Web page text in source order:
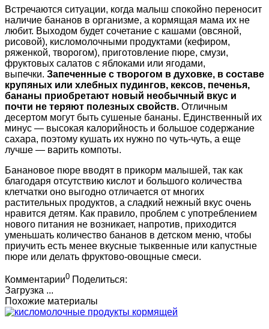
Встречаются ситуации, когда малыш спокойно переносит
наличие бананов в организме, а кормящая мама их не
любит. Выходом будет сочетание с кашами (овсяной,
рисовой), кисломолочными продуктами (кефиром,
ряженкой, творогом), приготовление пюре, смузи,
фруктовых салатов с яблоками или ягодами,
выпечки. Запеченные с творогом в духовке, в составе
крупяных или хлебных пудингов, кексов, печенья,
бананы приобретают новый необычный вкус и
почти не теряют полезных свойств. Отличным
десертом могут быть сушеные бананы. Единственный их
минус — высокая калорийность и большое содержание
сахара, поэтому кушать их нужно по чуть-чуть, а еще
лучше — варить компоты.
Банановое пюре вводят в прикорм малышей, так как
благодаря отсутствию кислот и большого количества
клетчатки оно выгодно отличается от многих
растительных продуктов, а сладкий нежный вкус очень
нравится детям. Как правило, проблем с употреблением
нового питания не возникает, напротив, приходится
уменьшать количество бананов в детском меню, чтобы
приучить есть менее вкусные тыквенные или капустные
пюре или делать фруктово-овощные смеси.
Комментарии0 Поделиться:
Загрузка ...
Похожие материалы